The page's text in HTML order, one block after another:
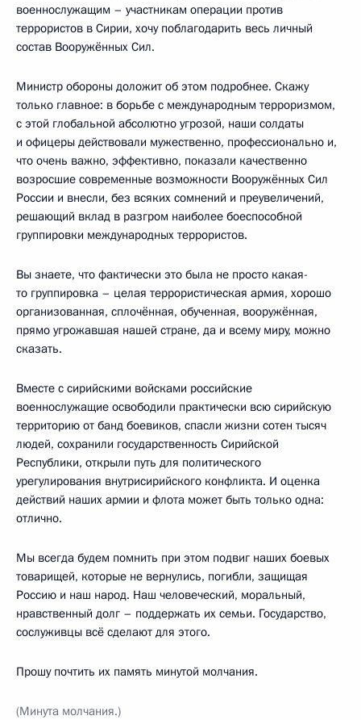
военнослужащим – участникам операции против
террористов в Сирии, хочу поблагодарить весь личный
состав Вооружённых Сил.
Министр обороны доложит об этом подробнее. Скажу
только главное: в борьбе с международным терроризмом,
с этой глобальной абсолютно угрозой, наши солдаты
и офицеры действовали мужественно, профессионально и,
что очень важно, эффективно, показали качественно
возросшие современные возможности Вооружённых Сил
России и внесли, без всяких сомнений и преувеличений,
решающий вклад в разгром наиболее боеспособной
группировки международных террористов.
Вы знаете, что фактически это была не просто какая-
то группировка – целая террористическая армия, хорошо
организованная, сплочённая, обученная, вооружённая,
прямо угрожавшая нашей стране, да и всему миру, можно
сказать.
Вместе с сирийскими войсками российские
военнослужащие освободили практически всю сирийскую
территорию от банд боевиков, спасли жизни сотен тысяч
людей, сохранили государственность Сирийской
Республики, открыли путь для политического
урегулирования внутрисирийского конфликта. И оценка
действий наших армии и флота может быть только одна:
отлично.
Мы всегда будем помнить при этом подвиг наших боевых
товарищей, которые не вернулись, погибли, защищая
Россию и наш народ. Наш человеческий, моральный,
нравственный долг – поддержать их семьи. Государство,
сослуживцы всё сделают для этого.
Прошу почтить их память минутой молчания.
(Минута молчания.)